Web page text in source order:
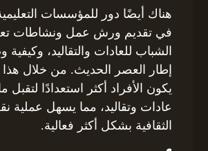
هناك أيضًا دور للمؤسسات
في تقديم ورش عمل ونشاطات
الشباب للعادات والتقاليد،
إطار العصر الحديث. من خلال هذا
يكون الأفراد أكثر استعدادًا لتقبل
عادات وتقاليد، مما يسهل عملية
الثقافية بشكل أكثر فعالية.